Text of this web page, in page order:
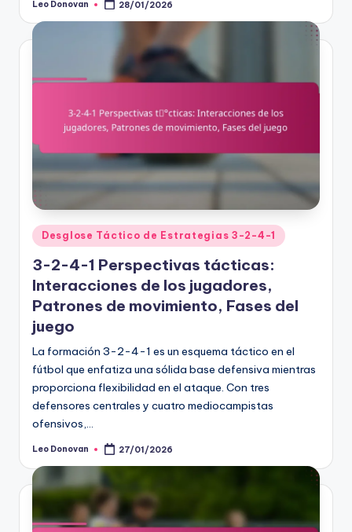
Posted
Leo Donovan 28/01/2026
Posted
in
Desglose Táctico de Estrategias 3-2-4-1
3-2-4-1 Perspectivas tácticas:
Interacciones de los jugadores,
Patrones de movimiento, Fases del
juego
La formación 3-2-4-1 es un esquema táctico en el
fútbol que enfatiza una sólida base defensiva mientras
proporciona flexibilidad en el ataque. Con tres
defensores centrales y cuatro mediocampistas
ofensivos,…
Posted
Leo Donovan 27/01/2026